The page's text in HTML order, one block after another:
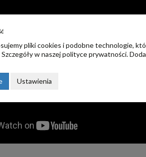
pliki cookies i podobne technologie,
w naszejpolityce prywatności.
Ustawienia